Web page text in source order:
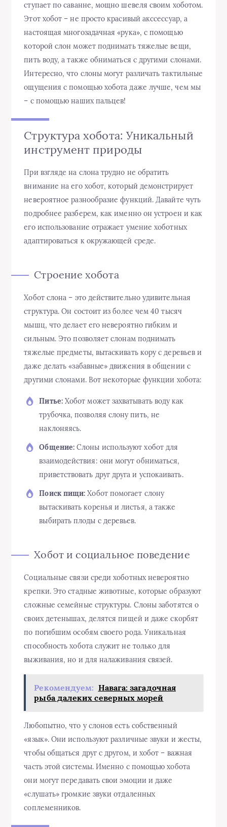
ступает по саванне, мощно шевеля своим хоботом.
Этот хобот – не просто красивый акссессуар, а
настоящая многозадачная «рука», с помощью
которой слон может поднимать тяжелые вещи,
пить воду, а также обниматься с другими слонами.
Интересно, что слоны могут различать тактильные
ощущения с помощью хобота даже лучше, чем мы
– с помощью наших пальцев!
Структура хобота: Уникальный
инструмент природы
При взгляде на слона трудно не обратить
внимание на его хобот, который демонстрирует
невероятное разнообразие функций. Давайте чуть
подробнее разберем, как именно он устроен и как
его использование отражает умение хоботных
адаптироваться к окружающей среде.
Строение хобота
Хобот слона – это действительно удивительная
структура. Он состоит из более чем 40 тысяч
мышц, что делает его невероятно гибким и
сильным. Это позволяет слонам поднимать
тяжелые предметы, вытаскивать кору с деревьев и
даже делать «забавные» движения в общении с
другими слонами. Вот некоторые функции хобота:
Питье:Хобот может захватывать воду как
трубочка, позволяя слону пить, не
наклоняясь.
Общение: Слоны используют хобот для
взаимодействия: они могут обниматься,
приветствовать друг друга и успокаивать.
Поиск пищи: Хобот помогает слону
вытаскивать коренья и листья, а также
выбирать плоды с деревьев.
Хобот и социальное поведение
Социальные связи среди хоботных невероятно
крепки. Это стадные животные, которые образуют
сложные семейные структуры. Слоны заботятся о
своих детенышах, делятся пищей и даже скорбят
по погибшим особям своего рода. Уникальная
способность хобота служит не только для
выживания, но и для налаживания связей.
Рекомендуем: Навага: загадочная
рыба далеких северных морей
Любопытно, что у слонов есть собственный
«язык». Они используют различные звуки и жесты,
чтобы общаться друг с другом, и хобот – важная
часть этой системы. Именно с помощью хобота
они могут передавать свои эмоции и даже
«слушать» громкие звуки отдаленных
соплеменников.